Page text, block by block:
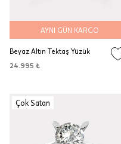
AYNI GÜN KARGO
Beyaz Altın Tektaş Yüzük
24.995 ₺
Çok Satan